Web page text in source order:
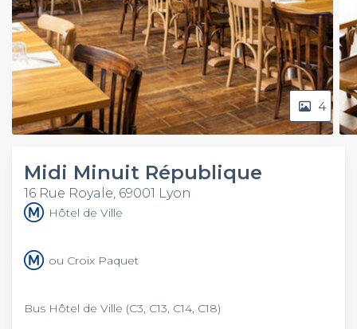
4
Midi Minuit République
16 Rue Royale, 69001 Lyon
Hôtel de Ville
ou Croix Paquet
Bus Hôtel de Ville (C3, C13, C14, C18)